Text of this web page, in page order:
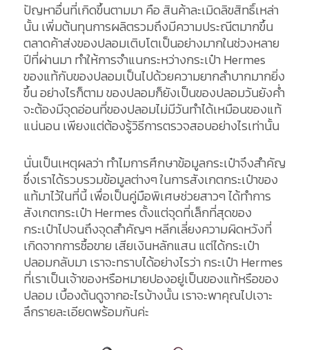
ปัญหาอื่นที่เกิดขึ้นตามมา คือ สินค้าละเมิดลิขสิทธิ์เหล่า
นั้น เพิ่มต้นทุนการผลิตรวมถึงมีความประณีตมากขึ้น
ตลาดค้าส่งของปลอมเติบโตเป็นอย่างมากในช่วงหลาย
ปีที่ผ่านมา ทำให้การจำแนกระหว่างกระเป๋า Hermes
ของแท้กับของปลอมเป็นไปด้วยความยากลำบากมากยิ่ง
ขึ้น อย่างไรก็ตาม ของปลอมก็ยังเป็นของปลอมวันยังค่ำ
จะต้องมีจุดอ่อนที่ของปลอมไม่มีวันทำได้เหมือนของแท้
แน่นอน เพียงแต่ต้องรู้วิธีการตรวจสอบอย่างไรเท่านั้น
นั่นเป็นเหตุผลว่า ทำไมการศึกษาข้อมูลกระเป๋าจึงสำคัญ
ซึ่งเราได้รวบรวมข้อมูลต่างๆ ในการสังเกตกระเป๋าของ
แท้มาไว้ในที่นี้ เพื่อเป็นคู่มือพิเศษช่วยสาวๆ ได้ทำการ
สังเกตกระเป๋า Hermes ตั้งแต่จุดที่เล็กที่สุดของ
กระเป๋าไปจนถึงจุดสำคัญๆ หลีกเลี่ยงความผิดหวังที่
เกิดจากการซื้อขาย เสียเงินหลักแสน แต่ได้กระเป๋า
ปลอมกลับมา เราจะทราบได้อย่างไรว่า กระเป๋า Hermes
ที่เราเป็นเจ้าของหรือหมายปองอยู่เป็นของแท้หรือของ
ปลอม เบื้องต้นดูจากอะไรบ้างนั้น เราจะพาคุณไปเจาะ
ลึกรายละเอียดพร้อมกันค่ะ